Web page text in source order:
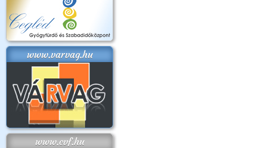
www.varvag.hu
www.cvf.hu